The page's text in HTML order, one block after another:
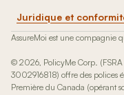
Juridique et
AssureMoi est une compagnie
© 2026, PolicyMe Corp.
3002916818) offre des polices
Première du Canada (opérant